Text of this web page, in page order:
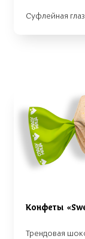
Суфлейная
Конфеты
Трендовая